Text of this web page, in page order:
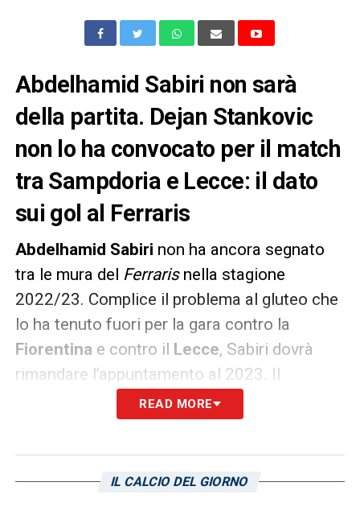
Abdelhamid Sabiri non sarà
della partita. Dejan Stankovic
non lo ha convocato per il match
tra Sampdoria e Lecce: il dato
sui gol al Ferraris
Abdelhamid Sabiri non ha ancora segnato
tra le mura del Ferrarisnella stagione
2022/23. Complice il problema al gluteo che
lo ha tenuto fuori per la gara contro la
Fiorentina e contro il Lecce, Sabiri dovrà
rimandare l’appuntamento al 2023. Il
centrocampista dellaSampdoria
campionato 2021/22, ha trovato il gol nel
READ MORE
IL CALCIO DEL GIORNO